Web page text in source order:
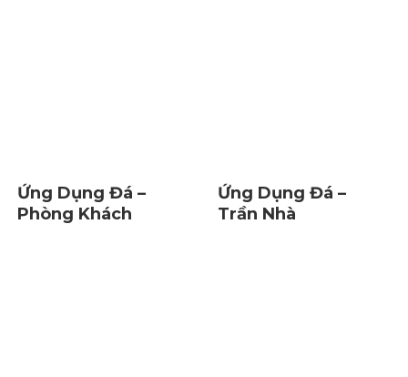
Ứng Dụng Đá –
Phòng Khách
Ứng Dụng Đá –
Trần Nhà